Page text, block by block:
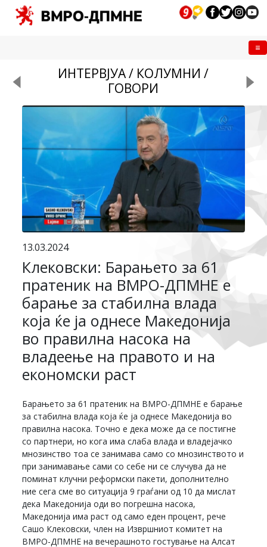
ИНТЕРВЈУА / КОЛУМНИ /
ГОВОРИ
13.03.2024
Клековски: Барањето за 61
пратеник на ВМРО-ДПМНЕ е
барање за стабилна влада
која ќе ја однесе Македонија
во правилна насока на
владеење на правото и на
економски раст
Барањето за 61 пратеник на ВМРО-ДПМНЕ е барање
за стабилна влада која ќе ја однесе Македонија во
правилна насока. Точно е дека може да се постигне
со партнери, но кога има слаба влада и владејачко
мнозинство тоа се занимава само со мнозинството и
при занимавање сами со себе ни се случува да не
поминат клучни реформски пакети, дополнително
ние сега сме во ситуација 9 граѓани од 10 да мислат
дека Македонија оди во погрешна насока,
Македонија има раст од само еден процент, рече
Сашо Клековски, член на Извршниот комитет на
ВМРО-ДПМНЕ на вечерашното гостување на Алсат